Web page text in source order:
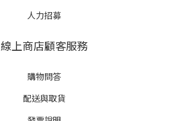
人力招募
線上商店顧客服務
購物問答
配送與取貨